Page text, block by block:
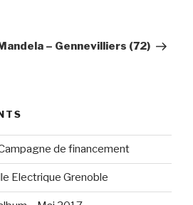
– Gennevilliers (72)
de financement
Electrique Grenoble